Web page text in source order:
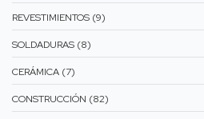
REVESTIMIENTOS (9)
SOLDADURAS (8)
CERÁMICA (7)
CONSTRUCCIÓN (82)